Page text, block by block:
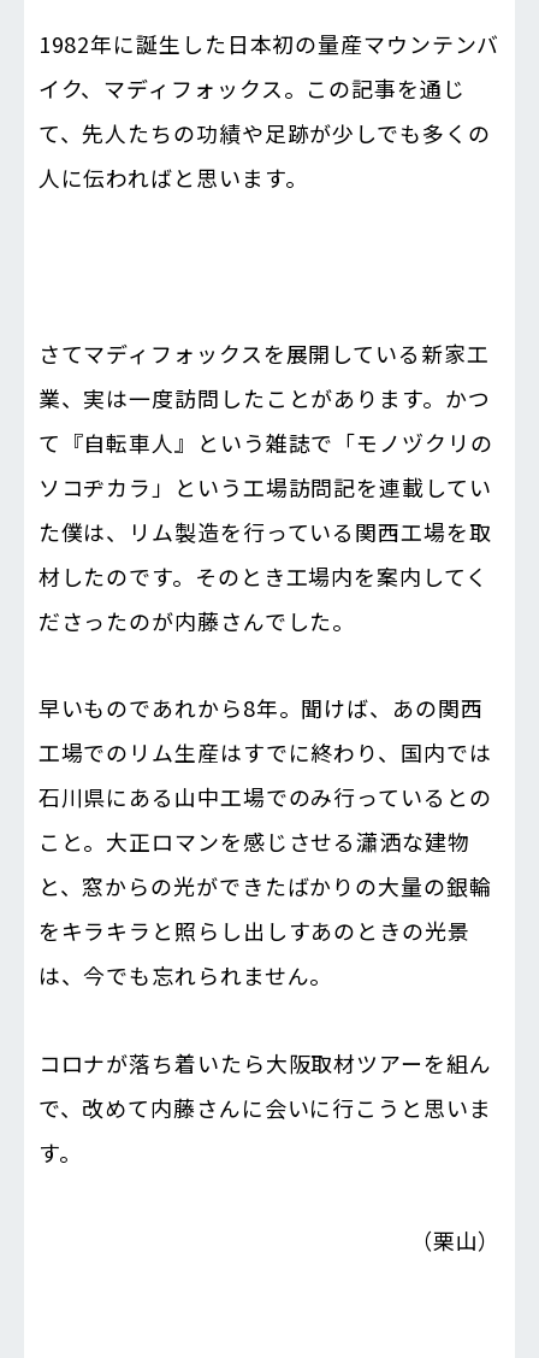
1982年に誕生した日本初の量産マウンテンバ
イク、マディフォックス。この記事を通じ
て、先人たちの功績や足跡が少しでも多くの
人に伝わればと思います。
さてマディフォックスを展開している新家工
業、実は一度訪問したことがあります。かつ
て『自転車人』という雑誌で「モノヅクリの
ソコヂカラ」という工場訪問記を連載してい
た僕は、リム製造を行っている関西工場を取
材したのです。そのとき工場内を案内してく
ださったのが内藤さんでした。
早いものであれから8年。聞けば、あの関西
工場でのリム生産はすでに終わり、国内では
石川県にある山中工場でのみ行っているとの
こと。大正ロマンを感じさせる瀟洒な建物
と、窓からの光ができたばかりの大量の銀輪
をキラキラと照らし出しすあのときの光景
は、今でも忘れられません。
コロナが落ち着いたら大阪取材ツアーを組ん
で、改めて内藤さんに会いに行こうと思いま
す。
（栗山）